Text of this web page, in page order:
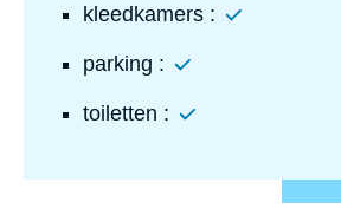
kleedkamers : Ja
parking : Ja
toiletten : Ja